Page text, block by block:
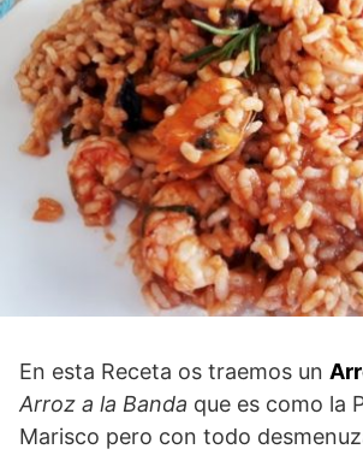
En esta Receta os traemos un
Arroz a la Banda que es como la
Marisco pero con todo